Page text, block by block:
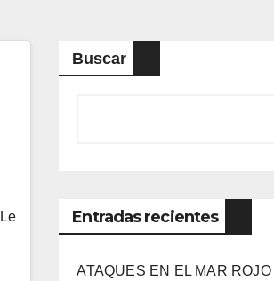
Buscar
Entradas recientes
ATAQUES EN EL MAR